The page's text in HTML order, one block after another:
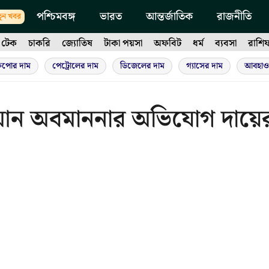
খবর পশ্চিমবঙ্গ ভারত আন্তর্জাতিক রাজনীতি
টেক চাকরি জ্যোতিষ টাকা পয়সা অফবিট ধর্ম ব্যবসা
দাম পেট্রোলের দাম ডিজেলের দাম গ্যাসের দাম
অবমাননার অভিযোগ